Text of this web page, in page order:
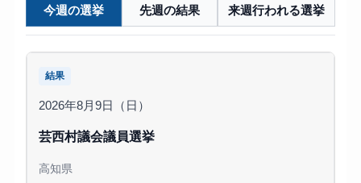
今週の選挙 先週の結果 来週行われる選挙
結果
2026年8月9日（日）
芸西村議会議員選挙
高知県